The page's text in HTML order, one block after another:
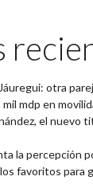
otra
mdp en
el nuevo
la percepción
favoritos para